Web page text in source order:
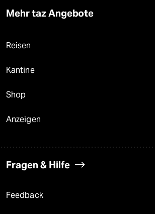
Mehr taz Angebote
Reisen
Kantine
Shop
Anzeigen
Fragen & Hilfe
Feedback